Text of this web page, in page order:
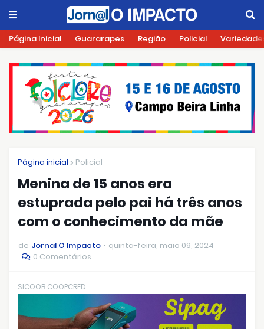
Página Inicial Guararapes Região Policial
Página inicial Policial
Menina de 15 anos era
estuprada pelo pai há três anos
com o conhecimento da mãe
de Jornal O Impacto
quinta-feira, maio 09, 2024
0 Comentários
SICOOB COOPCRED